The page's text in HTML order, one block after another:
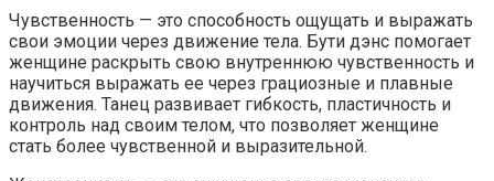
Чувственность — это способность ощущать и выражать
свои эмоции через движение тела. Бути дэнс помогает
женщине раскрыть свою внутреннюю чувственность и
научиться выражать ее через грациозные и плавные
движения. Танец развивает гибкость, пластичность и
контроль над своим телом, что позволяет женщине
стать более чувственной и выразительной.